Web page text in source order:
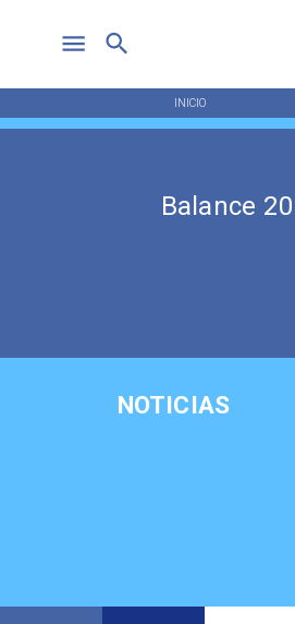
INICIO
Balance
NOTICIAS